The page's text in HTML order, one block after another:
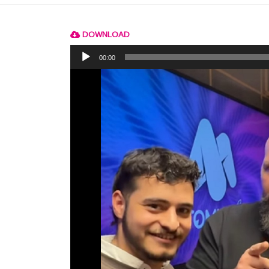
DOWNLOADReprodutor
00:00